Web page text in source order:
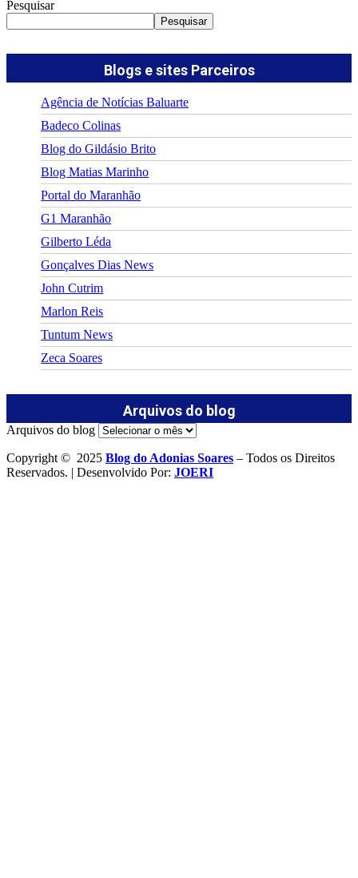
Pesquisar
Pesquisar
Blogs e sites Parceiros
Agência de Notícias Baluarte
Badeco Colinas
Blog do Gildásio Brito
Blog Matias Marinho
Portal do Maranhão
G1 Maranhão
Gilberto Léda
Gonçalves Dias News
John Cutrim
Marlon Reis
Tuntum News
Zeca Soares
Arquivos do blog
Arquivos do blog
Copyright © 2025 Blog do Adonias Soares – Todos os Direitos
Reservados. | Desenvolvido Por: JOERI